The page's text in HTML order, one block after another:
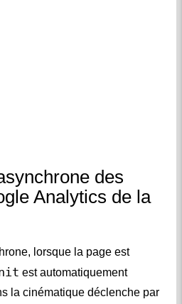
des
Analytics de la
lorsque la page est
est automatiquement
la cinématique déclenche par